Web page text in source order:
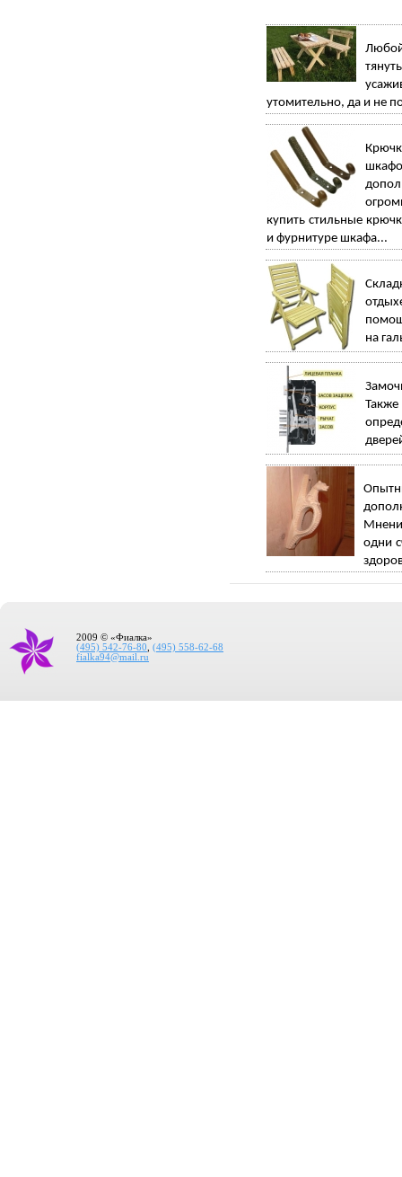
утомительно, да и не
купить стильные
и фурнитуре шкафа...
на
одни
2009 © «Фиалка»
(495) 542-76-80
(495) 558-62-68
fialka94@mail.ru